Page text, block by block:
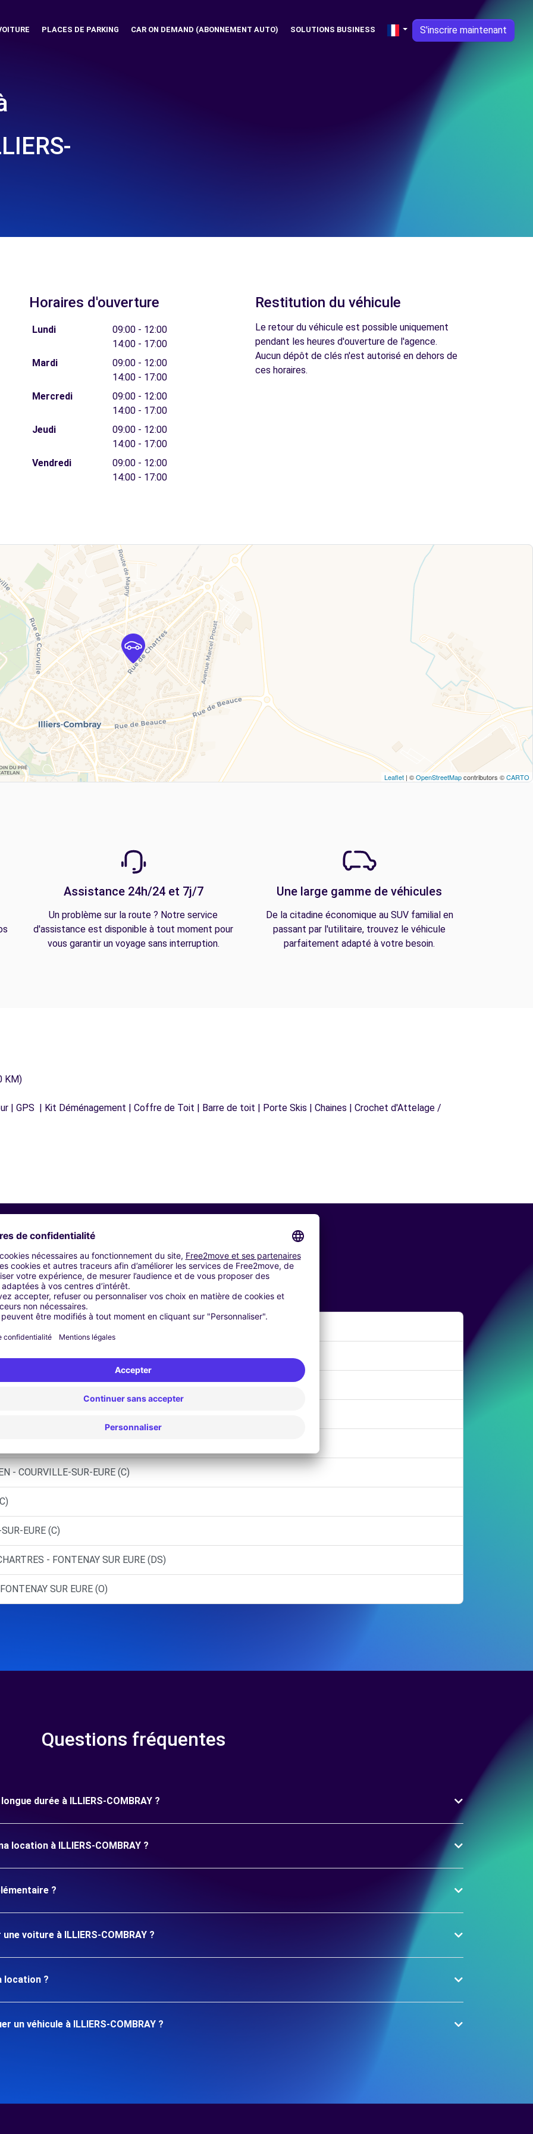
PLACES DE PARKING CAR ON DEMAND (ABONNEMENT AUTO) SOLUTIONS BUSINESS S'inscrire maintenant
Horaires d'ouverture
Lundi
09:00 - 12:00
14:00 - 17:00
Mardi
09:00 - 12:00
14:00 - 17:00
Mercredi
09:00 - 12:00
14:00 - 17:00
Jeudi
09:00 - 12:00
14:00 - 17:00
Vendredi
09:00 - 12:00
14:00 - 17:00
Restitution du véhicule
Le retour du véhicule est possible uniquement
pendant les heures d'ouverture de l'agence.
Aucun dépôt de clés n'est autorisé en dehors de
ces horaires.
Leaflet | ©OpenStreetMapcontributors ©CARTO
Assistance 24h/24 et 7j/7
Un problème sur la route ? Notre service
d'assistance est disponible à tout moment pour
vous garantir un voyage sans interruption.
Une large gamme de véhicules
De la citadine économique au SUV familial en
passant par l'utilitaire, trouvez le véhicule
parfaitement adapté à votre besoin.
KM)
| GPS | Kit Déménagement | Coffre de Toit | Barre de toit | Porte Skis | Chaines | Crochet d'Attelage /
Agences similaires
FONTENAY SUR EURE (D)
FONTENAY SUR EURE (LP)
- COURVILLE-SUR-EURE (C)
EURE (C)
- FONTENAY SUR EURE (DS)
SUR EURE (O)
Questions fréquentes
durée à ILLIERS-COMBRAY ?
location à ILLIERS-COMBRAY ?
?
voiture à ILLIERS-COMBRAY ?
location ?
véhicule à ILLIERS-COMBRAY ?